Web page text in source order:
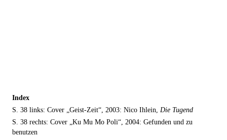
Index
S. 38 links: Cover „Geist-Zeit“, 2003: Nico Ihlein, Die Tugend
S. 38 rechts: Cover „Ku Mu Mo Poli“, 2004: Gefunden und zu
benutzen